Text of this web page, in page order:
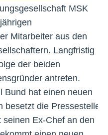
MSK
Mitarbeiter aus den
Langfristig
der beiden
antreten.
Bund hat einen neuen
besetzt die Pressestelle
Ex-Chef an den